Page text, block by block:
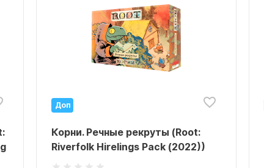
Доп
Корни. Речные рекруты (Root:
Riverfolk Hirelings Pack (2022))